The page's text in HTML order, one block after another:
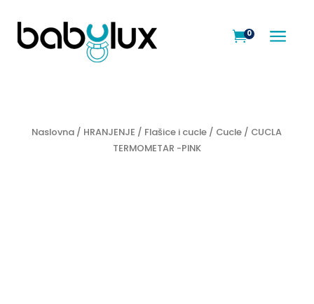
a
0
Naslovna / HRANJENJE / Flašice i cucle / Cucle / CUCLA
TERMOMETAR -PINK